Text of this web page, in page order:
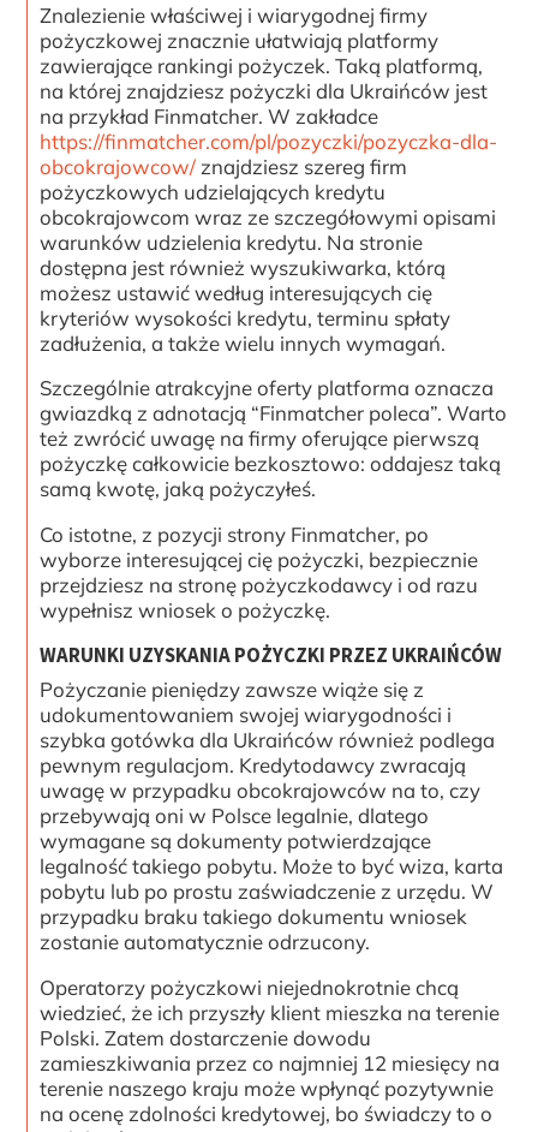
Znalezienie właściwej i wiarygodnej firmy
pożyczkowej znacznie ułatwiają platformy
zawierające rankingi pożyczek. Taką platformą,
na której znajdziesz pożyczki dla Ukraińców jest
na przykład Finmatcher. W zakładce
https://finmatcher.com/pl/pozyczki/pozyczka-dla-
obcokrajowcow/ znajdziesz szereg firm
pożyczkowych udzielających kredytu
obcokrajowcom wraz ze szczegółowymi opisami
warunków udzielenia kredytu. Na stronie
dostępna jest również wyszukiwarka, którą
możesz ustawić według interesujących cię
kryteriów wysokości kredytu, terminu spłaty
zadłużenia, a także wielu innych wymagań.
Szczególnie atrakcyjne oferty platforma oznacza
gwiazdką z adnotacją “Finmatcher poleca”. Warto
też zwrócić uwagę na firmy oferujące pierwszą
pożyczkę całkowicie bezkosztowo: oddajesz taką
samą kwotę, jaką pożyczyłeś.
Co istotne, z pozycji strony Finmatcher, po
wyborze interesującej cię pożyczki, bezpiecznie
przejdziesz na stronę pożyczkodawcy i od razu
wypełnisz wniosek o pożyczkę.
WARUNKI UZYSKANIA POŻYCZKI PRZEZ UKRAIŃCÓW
Pożyczanie pieniędzy zawsze wiąże się z
udokumentowaniem swojej wiarygodności i
szybka gotówka dla Ukraińców również podlega
pewnym regulacjom. Kredytodawcy zwracają
uwagę w przypadku obcokrajowców na to, czy
przebywają oni w Polsce legalnie, dlatego
wymagane są dokumenty potwierdzające
legalność takiego pobytu. Może to być wiza, karta
pobytu lub po prostu zaświadczenie z urzędu. W
przypadku braku takiego dokumentu wniosek
zostanie automatycznie odrzucony.
Operatorzy pożyczkowi niejednokrotnie chcą
wiedzieć, że ich przyszły klient mieszka na terenie
Polski. Zatem dostarczenie dowodu
zamieszkiwania przez co najmniej 12 miesięcy na
terenie naszego kraju może wpłynąć pozytywnie
na ocenę zdolności kredytowej, bo świadczy to o